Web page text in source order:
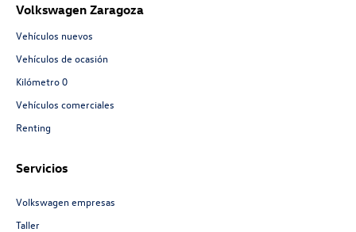
Volkswagen Zaragoza
Vehículos nuevos
Vehículos de ocasión
Kilómetro 0
Vehículos comerciales
Renting
Servicios
Volkswagen empresas
Taller